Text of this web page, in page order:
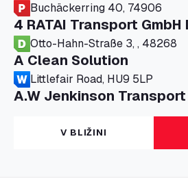
Buchäckerring 40, 74906
4 RATAI Transport GmbH
Otto-Hahn-Straße 3, , 48268
A Clean Solution
Littlefair Road, HU9 5LP
A.W Jenkinson
Progress House, ME11 5GA
A+G Nettetal - Depot
Am Panneschopp 7, 41334
V BLIŽINI